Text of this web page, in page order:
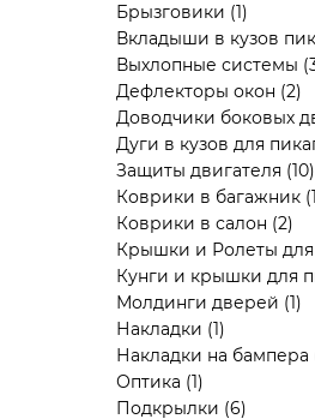
Брызговики (1)
Вкладыши в кузов
Выхлопные системы
Дефлекторы окон (2)
Доводчики боковых
Дуги в кузов для
Защиты двигателя (10)
Коврики в багажник
Коврики в салон (2)
Крышки и Ролеты
Кунги и крышки для
Молдинги дверей (1)
Накладки (1)
Накладки на бампера
Оптика (1)
Подкрылки (6)